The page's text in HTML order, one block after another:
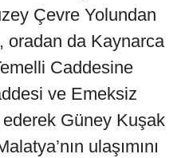
Çevre Yolundan
oradan da Kaynarca
Caddesine
ve Emeksiz
Güney Kuşak
ulaşımını